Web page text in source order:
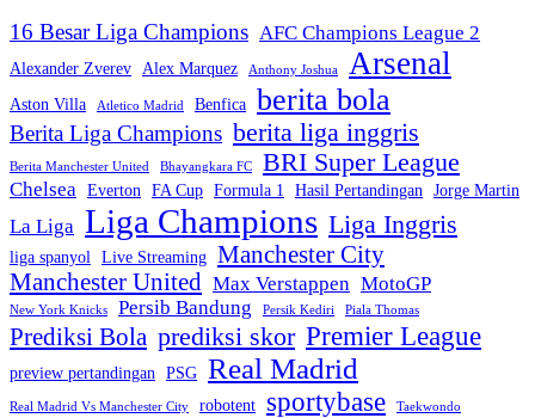
16 Besar Liga Champions AFC Champions League 2
Alexander Zverev Alex Marquez Anthony Joshua Arsenal
Aston Villa Atletico Madrid Benfica berita bola
Berita Liga Champions berita liga inggris
Berita Manchester United Bhayangkara FC BRI Super League
Chelsea Everton FA Cup Formula 1 Hasil Pertandingan Jorge Martin
La Liga Liga Champions Liga Inggris
liga spanyol Live Streaming Manchester City
Manchester United Max Verstappen MotoGP
New York Knicks Persib Bandung Persik Kediri Piala Thomas
Prediksi Bola prediksi skor Premier League
preview pertandingan PSG Real Madrid
Real Madrid Vs Manchester City robotent sportybase Taekwondo